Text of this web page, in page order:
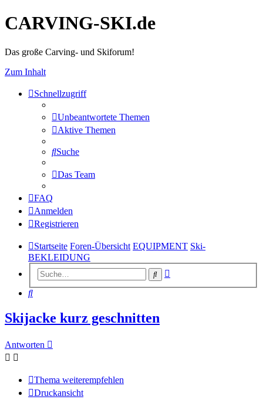
CARVING-SKI.de
Das große Carving- und Skiforum!
Zum Inhalt
Schnellzugriff
Unbeantwortete Themen
Aktive Themen
Suche
Das Team
FAQ
Anmelden
Registrieren
Startseite Foren-Übersicht EQUIPMENT Ski-
BEKLEIDUNG
Suche
Suche
Skijacke kurz geschnitten
Antworten
Thema weiterempfehlen
Druckansicht